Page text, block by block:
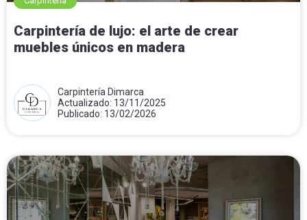
Carpintería de lujo: el arte de crear
muebles únicos en madera
Carpintería Dimarca
Actualizado: 13/11/2025
Publicado: 13/02/2026